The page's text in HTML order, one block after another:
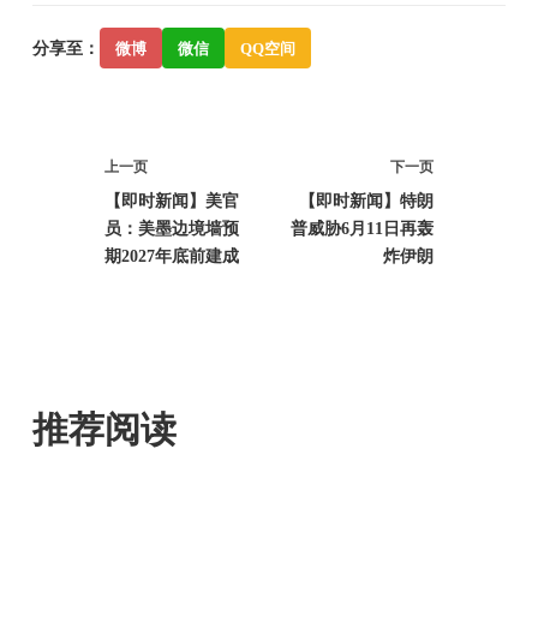
分享至： 微博 微信 QQ空间
上一页
【即时新闻】美官
员：美墨边境墙预
期2027年底前建成
下一页
【即时新闻】特朗
普威胁6月11日再轰
炸伊朗
推荐阅读